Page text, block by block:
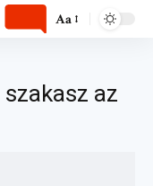
Aa
az